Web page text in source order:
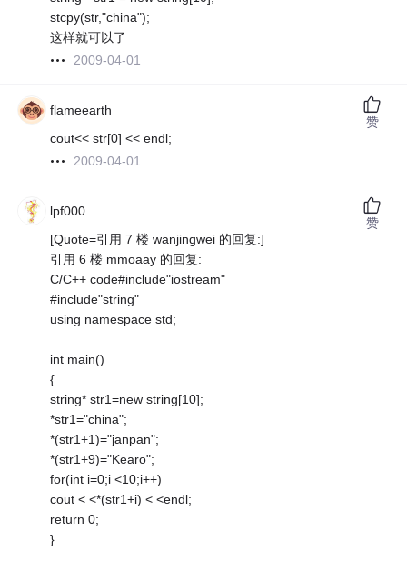
stcpy(str,"china");
这样就可以了
2009-04-01
flameearth
cout<< str[0] << endl;
2009-04-01
赞
lpf000
[Quote=引用 7 楼 wanjingwei 的回复:]
引用 6 楼 mmoaay 的回复:
C/C++ code#include"iostream"
#include"string"
using namespace std;
int main()
{
string* str1=new string[10];
*str1="china";
*(str1+1)="janpan";
*(str1+9)="Kearo";
for(int i=0;i <10;i++)
cout < <*(str1+i) < <endl;
return 0;
}
赞